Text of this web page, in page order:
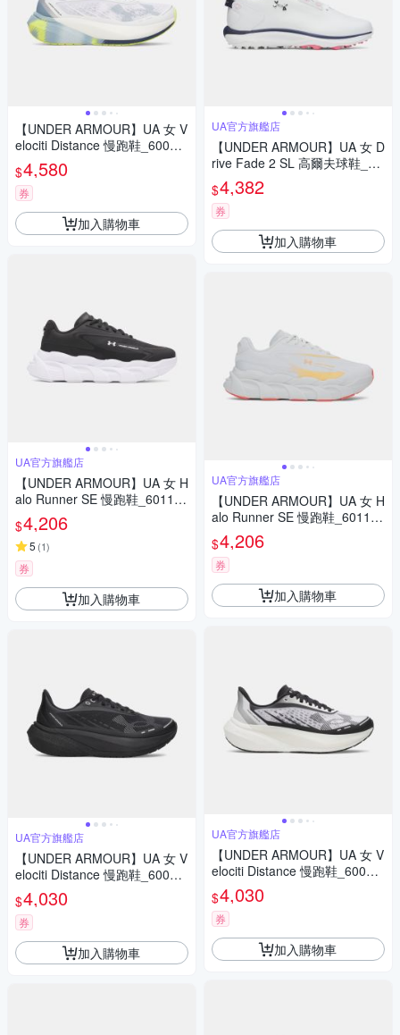
【UNDER ARMOUR】UA 女 V
elociti Distance 慢跑鞋_60060
31-107
$4,580
券
加入購物車
UA官方旗艦店
【UNDER ARMOUR】UA 女 H
alo Runner SE 慢跑鞋_601135
5-001
$4,206
5 (1)
券
加入購物車
UA官方旗艦店
【UNDER ARMOUR】UA 女 V
elociti Distance 慢跑鞋_60060
31-001
$4,030
券
加入購物車
UA官方旗艦店
【UNDER ARMOUR】UA 女 D
rive Fade 2 SL 高爾夫球鞋_60
06137-100
$4,382
券
加入購物車
UA官方旗艦店
【UNDER ARMOUR】UA 女 H
alo Runner SE 慢跑鞋_601135
5-023
$4,206
券
加入購物車
UA官方旗艦店
【UNDER ARMOUR】UA 女 V
elociti Distance 慢跑鞋_60060
31-101
$4,030
券
加入購物車